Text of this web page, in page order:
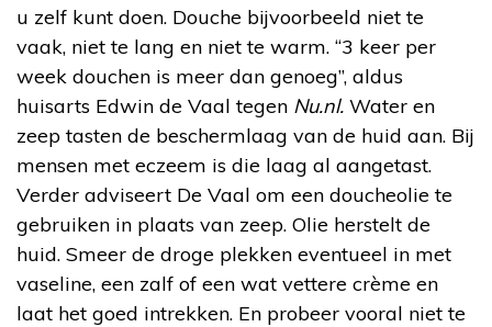
u zelf kunt doen. Douche bijvoorbeeld niet te
vaak, niet te lang en niet te warm. “3 keer per
week douchen is meer dan genoeg”, aldus
huisarts Edwin de Vaal tegen Nu.nl. Water en
zeep tasten de beschermlaag van de huid aan. Bij
mensen met eczeem is die laag al aangetast.
Verder adviseert De Vaal om een doucheolie te
gebruiken in plaats van zeep. Olie herstelt de
huid. Smeer de droge plekken eventueel in met
vaseline, een zalf of een wat vettere crème en
laat het goed intrekken. En probeer vooral niet te